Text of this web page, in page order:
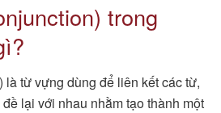
trong
là từ vựng dùng để liên kết các từ,
lại với nhau nhằm tạo thành một